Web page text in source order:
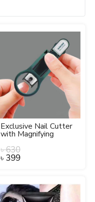
Exclusive Nail Cutter
with Magnifying
৳630
৳ 399